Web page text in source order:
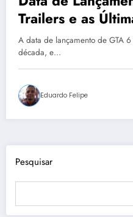
Trailers e as
Rockstar Games
A data de lançamento de GTA
década, e…
Eduardo Felipe
Pesquisar